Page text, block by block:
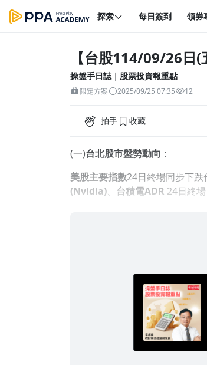
探索 每日簽到 領券
【台股114/09/26日(
操盤手日誌｜股票投資報重點
限定方案 2025/09/25 07:35 12
拍手 收藏
(一)台北股市盤勢動向 ：
美股主要指數24日終場同步下跌
(Nvidia)、 台積電ADR 24日終